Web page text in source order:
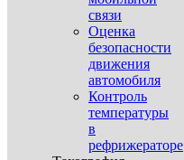
связи
Оценка
безопасности
движения
автомобиля
Контроль
температуры
в
рефрижераторе